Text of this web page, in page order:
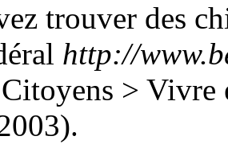
trouver des
http://
> Vivre